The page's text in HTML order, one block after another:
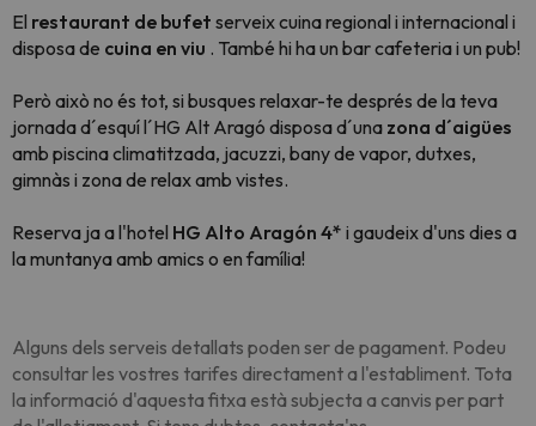
El restaurant de bufet serveix cuina regional i internacional i
disposa de cuina en viu . També hi ha un bar cafeteria i un pub!
Però això no és tot, si busques relaxar-te després de la teva
jornada d´esquí l´HG Alt Aragó disposa d´una zona d´aigües
amb piscina climatitzada, jacuzzi, bany de vapor, dutxes,
gimnàs i zona de relax amb vistes.
Reserva ja a l'hotel HG Alto Aragón 4* i gaudeix d'uns dies a
la muntanya amb amics o en família!
Alguns dels serveis detallats poden ser de pagament. Podeu
consultar les vostres tarifes directament a l'establiment. Tota
la informació d'aquesta fitxa està subjecta a canvis per part